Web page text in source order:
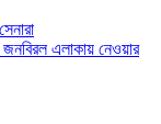
এলাকায় নেওয়ার